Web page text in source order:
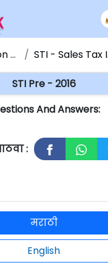
STI - Sales Tax Inspector
STI Pre - 2016
And Answers:
:
मराठी
English